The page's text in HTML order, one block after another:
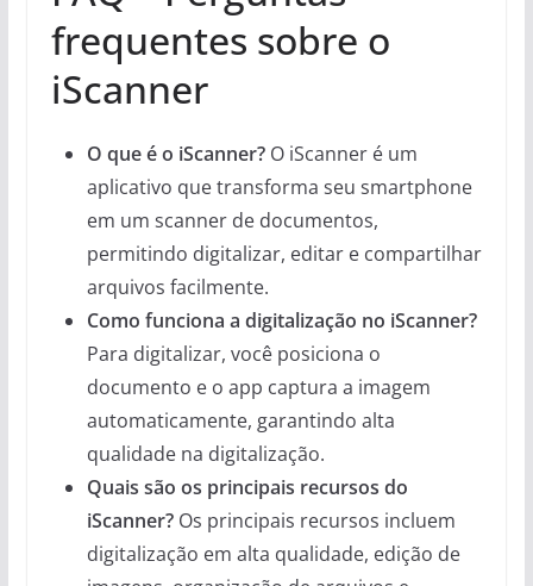
frequentes sobre o
iScanner
O que é o iScanner?O iScanner é um
aplicativo que transforma seu smartphone
em um scanner de documentos,
permitindo digitalizar, editar e compartilhar
arquivos facilmente.
Como funciona a digitalização no iScanner?
Para digitalizar, você posiciona o
documento e o app captura a imagem
automaticamente, garantindo alta
qualidade na digitalização.
Quais são os principais recursos do
iScanner?Os principais recursos incluem
digitalização em alta qualidade, edição de